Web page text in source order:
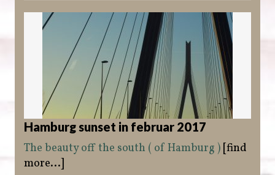
Hamburg sunset in februar 2017
The beauty off the south ( of Hamburg ) [find
more...]